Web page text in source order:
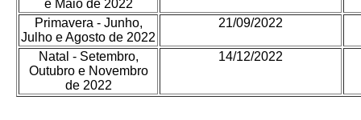
e Maio de 2022
Primavera - Junho,
Julho e Agosto de 2022
21/09/2022
Natal - Setembro,
Outubro e Novembro
de 2022
14/12/2022